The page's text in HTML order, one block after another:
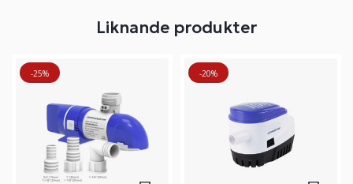
Liknande produkter
-25% -20%